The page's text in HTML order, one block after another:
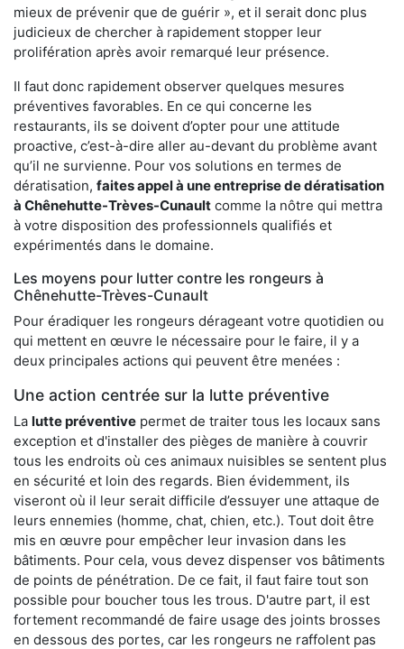
mieux de prévenir que de guérir », et il serait donc plus
judicieux de chercher à rapidement stopper leur
prolifération après avoir remarqué leur présence.
Il faut donc rapidement observer quelques mesures
préventives favorables. En ce qui concerne les
restaurants, ils se doivent d’opter pour une attitude
proactive, c’est-à-dire aller au-devant du problème avant
qu’il ne survienne. Pour vos solutions en termes de
dératisation, faites appel à une entreprise de dératisation
à Chênehutte-Trèves-Cunault comme la nôtre qui mettra
à votre disposition des professionnels qualifiés et
expérimentés dans le domaine.
Les moyens pour lutter contre les rongeurs à
Chênehutte-Trèves-Cunault
Pour éradiquer les rongeurs dérageant votre quotidien ou
qui mettent en œuvre le nécessaire pour le faire, il y a
deux principales actions qui peuvent être menées :
Une action centrée sur la lutte préventive
La lutte préventive permet de traiter tous les locaux sans
exception et d'installer des pièges de manière à couvrir
tous les endroits où ces animaux nuisibles se sentent plus
en sécurité et loin des regards. Bien évidemment, ils
viseront où il leur serait difficile d’essuyer une attaque de
leurs ennemies (homme, chat, chien, etc.). Tout doit être
mis en œuvre pour empêcher leur invasion dans les
bâtiments. Pour cela, vous devez dispenser vos bâtiments
de points de pénétration. De ce fait, il faut faire tout son
possible pour boucher tous les trous. D'autre part, il est
fortement recommandé de faire usage des joints brosses
en dessous des portes, car les rongeurs ne raffolent pas